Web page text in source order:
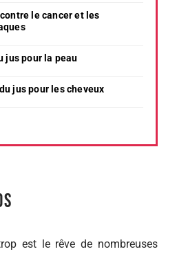
le cancer et les
jus pour la peau
jus pour les cheveux
est le rêve de nombreuses